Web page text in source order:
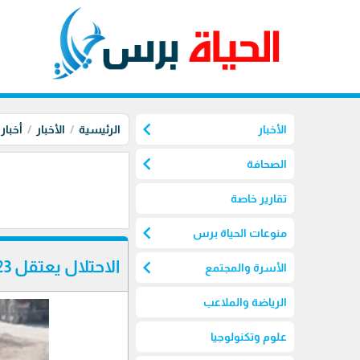
الأخبار chevron_left
الصحافة chevron_left
تقارير خاصة
منوعات الحياة برس chevron_left
الأسرة والمجتمع chevron_left
الرياضة والملاعب
علوم وتكنولوجيا
الرئيسية الأخبار أخبار
الاحتلال يعتقل 23 مواطنا من الضفة الغربية